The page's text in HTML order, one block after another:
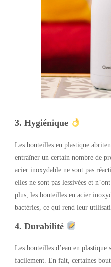
3. Hygiénique
Les bouteilles en plastique
entraîner un certain nombre de
acier inoxydable ne sont pas
elles ne sont pas lessivées et
plus, les bouteilles en acier
bactéries, ce qui rend leur
4. Durabilité
Les bouteilles d’eau en plastique
facilement. En fait, certaines